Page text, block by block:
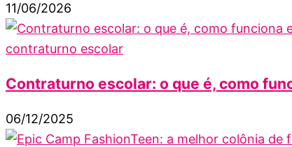
11/06/2026
contraturno escolar
Contraturno escolar: o que é, como
06/12/2025